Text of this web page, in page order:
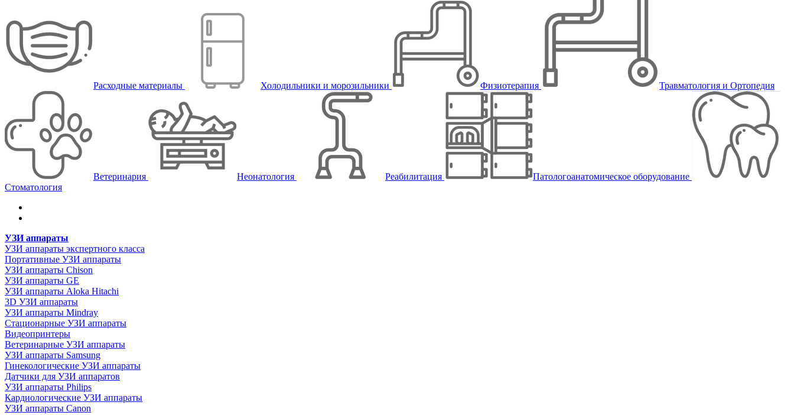
Расходные материалы Холодильники и морозильники Физиотерапия Травматология и Ортопедия
Ветеринария Неонатология Реабилитация
Патологоанатомическое оборудование
Стоматология
УЗИ аппараты
УЗИ аппараты экспертного класса
Портативные УЗИ аппараты
УЗИ аппараты Chison
УЗИ аппараты GE
УЗИ аппараты Aloka Hitachi
3D УЗИ аппараты
УЗИ аппараты Mindray
Стационарные УЗИ аппараты
Видеопринтеры
Ветеринарные УЗИ аппараты
УЗИ аппараты Samsung
Гинекологические УЗИ аппараты
Датчики для УЗИ аппаратов
УЗИ аппараты Philips
Кардиологические УЗИ аппараты
УЗИ аппараты Canon